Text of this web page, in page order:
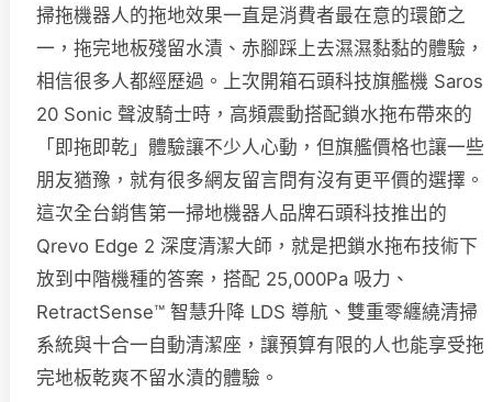
掃拖機器人的拖地效果一直是消費者最在意的環節之
一，拖完地板殘留水漬、赤腳踩上去濕濕黏黏的體驗，
相信很多人都經歷過。上次開箱石頭科技旗艦機 Saros
20 Sonic 聲波騎士時，高頻震動搭配鎖水拖布帶來的
「即拖即乾」體驗讓不少人心動，但旗艦價格也讓一些
朋友猶豫，就有很多網友留言問有沒有更平價的選擇。
這次全台銷售第一掃地機器人品牌石頭科技推出的
Qrevo Edge 2 深度清潔大師，就是把鎖水拖布技術下
放到中階機種的答案，搭配 25,000Pa 吸力、
RetractSense™ 智慧升降 LDS 導航、雙重零纏繞清掃
系統與十合一自動清潔座，讓預算有限的人也能享受拖
完地板乾爽不留水漬的體驗。